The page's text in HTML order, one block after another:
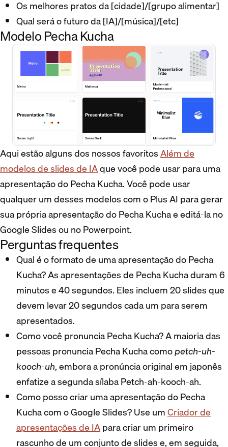
Os melhores pratos da [cidade]/[grupo alimentar]
Qual será o futuro da [IA]/[música]/[etc]
Modelo Pecha Kucha
Aqui estão alguns dos nossos favoritosAlém de
modelos de slides de IAque você pode usar para uma
apresentação do Pecha Kucha. Você pode usar
qualquer um desses modelos com o Plus AI para gerar
sua própria apresentação do Pecha Kucha e editá-la no
Google Slides ou no Powerpoint.
Perguntas frequentes
Qual é o formato de uma apresentação do Pecha
Kucha? As apresentações de Pecha Kucha duram 6
minutos e 40 segundos. Eles incluem 20 slides que
devem levar 20 segundos cada um para serem
apresentados.
Como você pronuncia Pecha Kucha? A maioria das
pessoas pronuncia Pecha Kucha comopetch-uh-
kooch-uh, embora a pronúncia original em japonês
enfatize a segunda sílaba Petch-ah-kooch-ah.
Como posso criar uma apresentação do Pecha
Kucha com o Google Slides? Use umCriador de
apresentações de IApara criar um primeiro
rascunho de um conjunto de slides e, em seguida,